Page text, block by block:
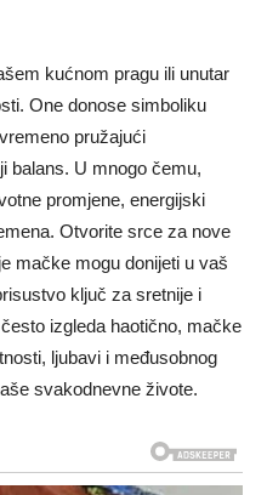
kućnom pragu ili unutar
One donose simboliku
pružajući
balans. U mnogo čemu,
promjene, energijski
Otvorite srce za nove
mačke mogu donijeti u vaš
ključ za sretnije i
izgleda haotično, mačke
ljubavi i međusobnog
svakodnevne živote.